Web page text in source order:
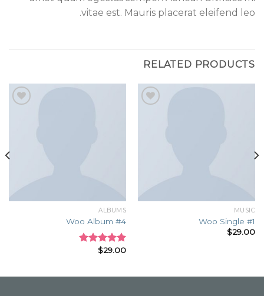
vitae est. Mauris placerat eleifend leo.
RELATED PRODUCTS
MUSIC
Woo Single #1
$29.00
ALBUMS
Woo Album #4
Rated5.00
$29.00